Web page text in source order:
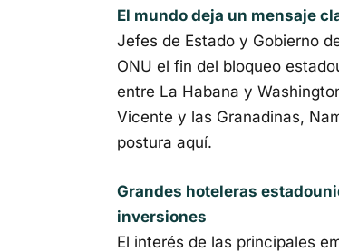
El mundo deja un mensaje
Jefes de Estado y Gobierno
ONU el fin del bloqueo
entre La Habana y
Vicente y las Granadinas,
postura aquí.
Grandes hoteleras
inversiones
El interés de las principales